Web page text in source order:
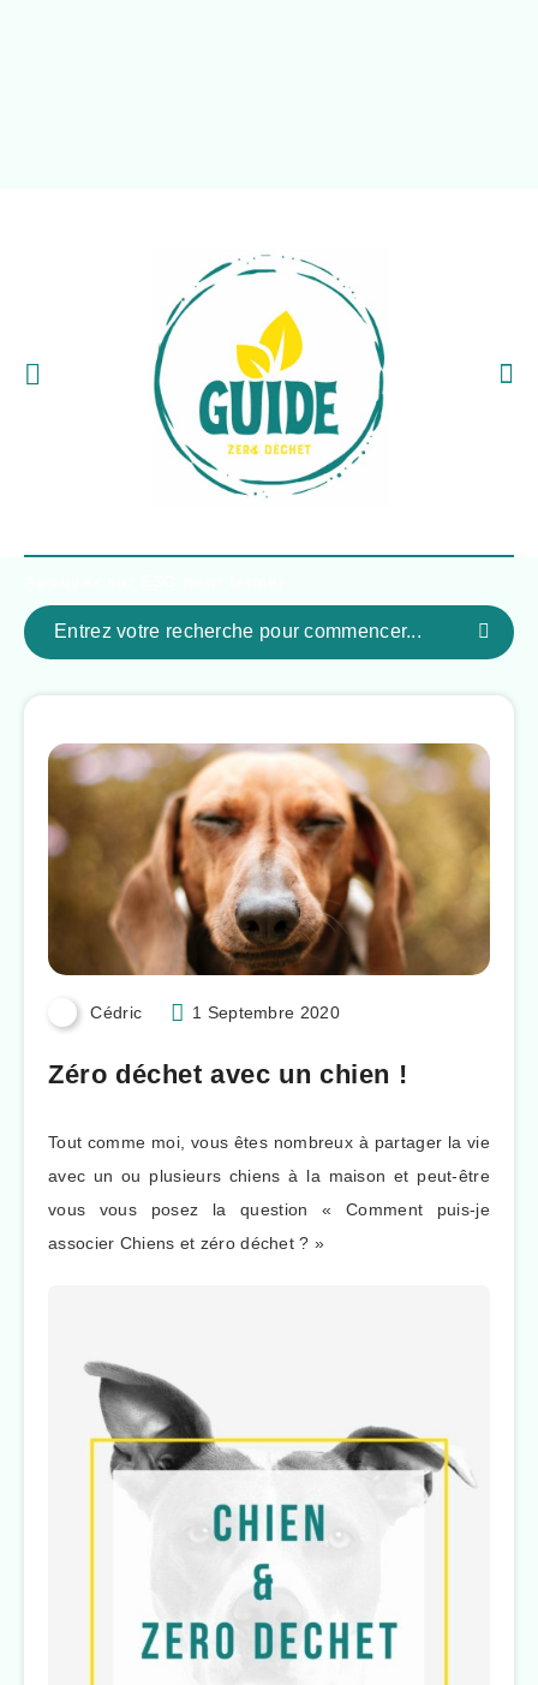
Cédric 1 Septembre 2020
Zéro déchet avec un chien !
Tout comme moi, vous êtes nombreux à partager la vie
avec un ou plusieurs chiens à la maison et peut-être
vous vous posez la question « Comment puis-je
associer Chiens et zéro déchet ? »